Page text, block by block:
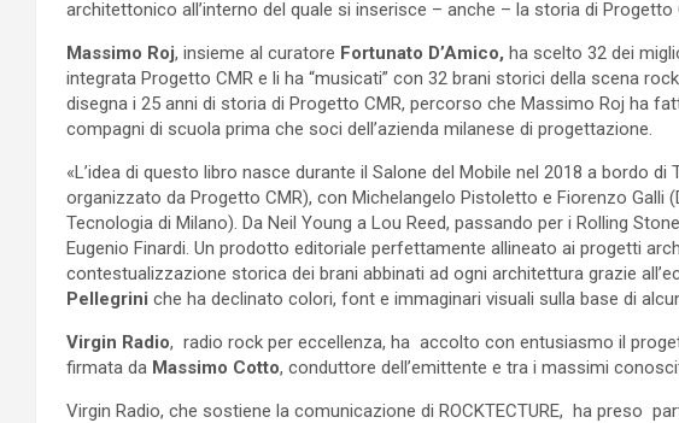
architettonico all’interno del quale si inserisce – anche – la storia di Progetto
Massimo Roj, insieme al curatore Fortunato D’Amico, ha scelto 32 dei
integrata Progetto CMR e li ha “musicati” con 32 brani storici della scena
disegna i 25 anni di storia di Progetto CMR, percorso che Massimo Roj ha
compagni di scuola prima che soci dell’azienda milanese di progettazione.
«L’idea di questo libro nasce durante il Salone del Mobile nel 2018 a bordo
organizzato da Progetto CMR), con Michelangelo Pistoletto e Fiorenzo Galli
Tecnologia di Milano). Da Neil Young a Lou Reed, passando per i Rolling
Eugenio Finardi. Un prodotto editoriale perfettamente allineato ai progetti
contestualizzazione storica dei brani abbinati ad ogni architettura grazie
Pellegrini che ha declinato colori, font e immaginari visuali sulla base di
Virgin Radio, radio rock per eccellenza, ha accolto con entusiasmo il
firmata da Massimo Cotto, conduttore dell’emittente e tra i massimi
Virgin Radio, che sostiene la comunicazione di ROCKTECTURE, ha preso